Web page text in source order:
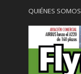
QUIÉNES SOMOS